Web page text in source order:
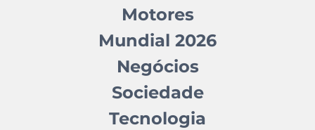
Motores
Mundial 2026
Negócios
Sociedade
Tecnologia